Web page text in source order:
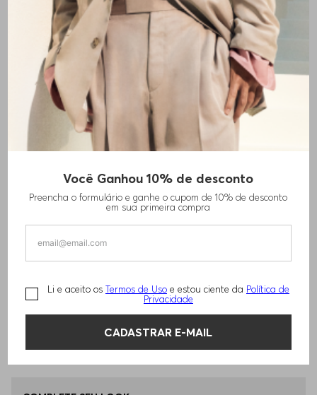
Você Ganhou 10% de desconto
Preencha o formulário e ganhe o cupom de 10% de desconto
em sua primeira compra
Li e aceito os Termos de Uso e estou ciente da Política de
Privacidade
CADASTRAR E-MAIL
GRAVATA EM SEDA EM MALHA JACQUARD
ÚNICO